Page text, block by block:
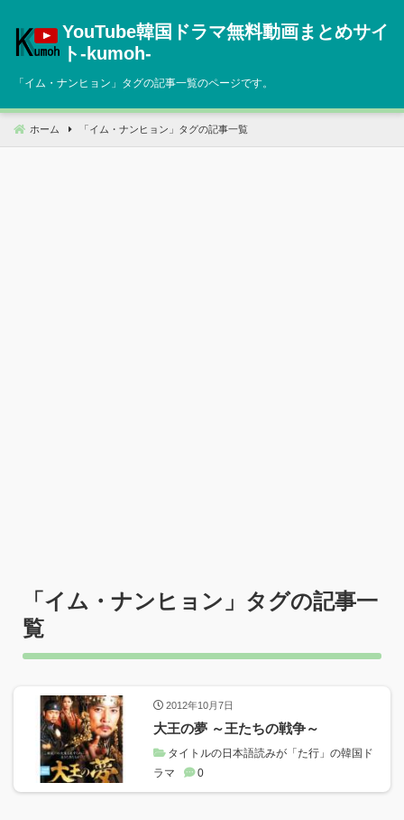
へ
動
YouTube韓国ドラマ無料動画まとめサイ
ト‐kumoh‐
「イム・ナンヒョン 」タグの記事一覧のページです。
ホーム 「 イム・ナンヒョン 」タグの記事一覧
「イム・ナンヒョン 」タグの記事一
覧
2012年10月7日
大王の夢 ～王たちの戦争～
タイトルの日本語読みが「た行」の韓国ド
ラマ
0